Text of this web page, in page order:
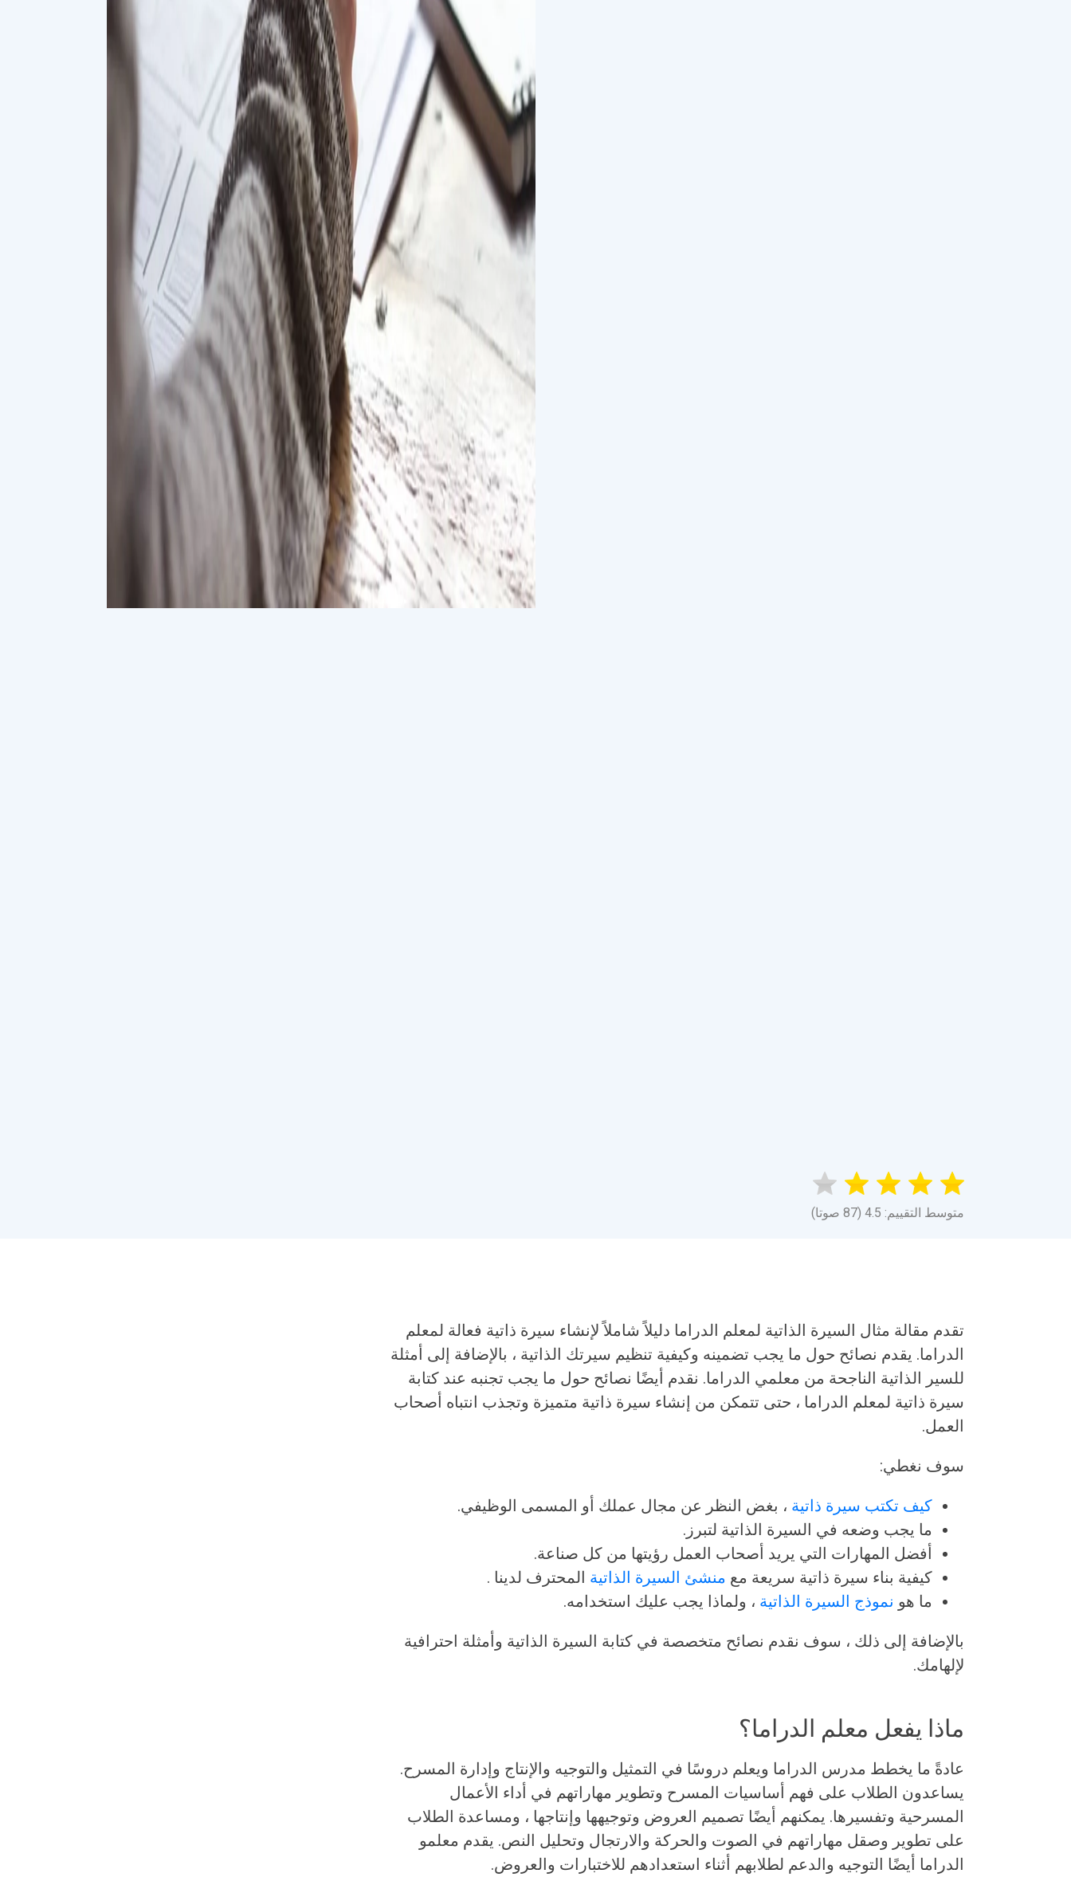
متوسط التقييم: 4.5 (87 صوتا)
تقدم مقالة مثال السيرة الذاتية لمعلم الدراما دليلاً شاملاً لإنشاء سيرة ذاتية فعالة لمعلم
الدراما. يقدم نصائح حول ما يجب تضمينه وكيفية تنظيم سيرتك الذاتية ، بالإضافة إلى أمثلة
للسير الذاتية الناجحة من معلمي الدراما. نقدم أيضًا نصائح حول ما يجب تجنبه عند كتابة
سيرة ذاتية لمعلم الدراما ، حتى تتمكن من إنشاء سيرة ذاتية متميزة وتجذب انتباه أصحاب
العمل.
سوف نغطي:
كيف تكتب سيرة ذاتية ، بغض النظر عن مجال عملك أو المسمى الوظيفي.
ما يجب وضعه في السيرة الذاتية لتبرز.
أفضل المهارات التي يريد أصحاب العمل رؤيتها من كل صناعة.
كيفية بناء سيرة ذاتية سريعة مع منشئ السيرة الذاتية المحترف لدينا .
ما هو نموذج السيرة الذاتية ، ولماذا يجب عليك استخدامه.
بالإضافة إلى ذلك ، سوف نقدم نصائح متخصصة في كتابة السيرة الذاتية وأمثلة احترافية
لإلهامك.
ماذا يفعل معلم الدراما؟
عادةً ما يخطط مدرس الدراما ويعلم دروسًا في التمثيل والتوجيه والإنتاج وإدارة المسرح.
يساعدون الطلاب على فهم أساسيات المسرح وتطوير مهاراتهم في أداء الأعمال
المسرحية وتفسيرها. يمكنهم أيضًا تصميم العروض وتوجيهها وإنتاجها ، ومساعدة الطلاب
على تطوير وصقل مهاراتهم في الصوت والحركة والارتجال وتحليل النص. يقدم معلمو
الدراما أيضًا التوجيه والدعم لطلابهم أثناء استعدادهم للاختبارات والعروض.